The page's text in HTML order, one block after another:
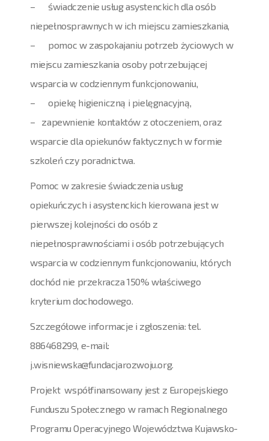
– świadczenie usług asystenckich dla osób
niepełnosprawnych w ich miejscu zamieszkania,
– pomoc w zaspokajaniu potrzeb życiowych w
miejscu zamieszkania osoby potrzebującej
wsparcia w codziennym funkcjonowaniu,
– opiekę higieniczną i pielęgnacyjną,
– zapewnienie kontaktów z otoczeniem, oraz
wsparcie dla opiekunów faktycznych w formie
szkoleń czy poradnictwa.
Pomoc w zakresie świadczenia usług
opiekuńczych i asystenckich kierowana jest w
pierwszej kolejności do osób z
niepełnosprawnościami i osób potrzebujących
wsparcia w codziennym funkcjonowaniu, których
dochód nie przekracza 150% właściwego
kryterium dochodowego.
Szczegółowe informacje i zgłoszenia: tel.
886468299, e-mail:
j.wisniewska@fundacjarozwoju.org.
Projekt współfinansowany jest z Europejskiego
Funduszu Społecznego w ramach Regionalnego
Programu Operacyjnego Województwa Kujawsko-